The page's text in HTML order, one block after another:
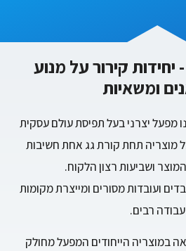
קירור על מנוע
ומשאיות
מפעל יצרני בעל תפיסת עולם עסקית
כל מוצריה תחת קורת גג אחת חשיבות
ושביעות רצון הלקוח.
מעסיקה כ- 25 עובדים ועובדות מסורים ומייצרת מקומות
עבודה רבים.
במוצריה הייחודים המפעל מחולק